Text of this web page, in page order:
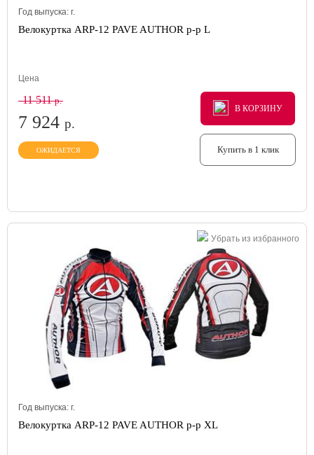
Год выпуска: г.
Велокуртка ARP-12 PAVE AUTHOR р-р L
Цена
11 511р.
7 924 р.
ОЖИДАЕТСЯ
В КОРЗИНУ
В КОРЗИНУ
В КОРЗИНУ
Купить в 1 клик
Убрать из избранного
Год выпуска: г.
Велокуртка ARP-12 PAVE AUTHOR р-р XL